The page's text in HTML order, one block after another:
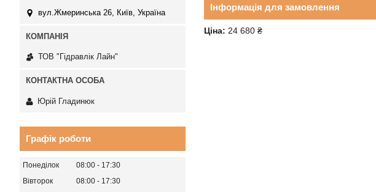
Інформація для замовлення
Ціна: 24 680 ₴
вул.Жмеринська 26, Київ, Україна
ТОВ "Гідравлік Лайн"
Юрій Гладинюк
Графік роботи
Понеділок 08:00
17:30
Вівторок
08:00
17:30